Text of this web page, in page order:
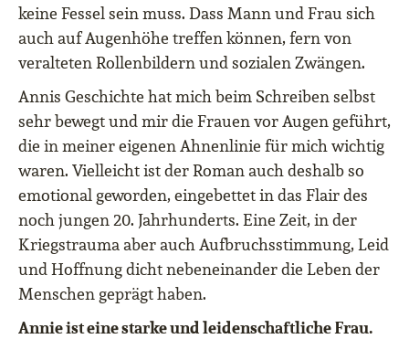
keine Fessel sein muss. Dass Mann und Frau sich
auch auf Augenhöhe treffen können, fern von
veralteten Rollenbildern und sozialen Zwängen.
Annis Geschichte hat mich beim Schreiben selbst
sehr bewegt und mir die Frauen vor Augen geführt,
die in meiner eigenen Ahnenlinie für mich wichtig
waren. Vielleicht ist der Roman auch deshalb so
emotional geworden, eingebettet in das Flair des
noch jungen 20. Jahrhunderts. Eine Zeit, in der
Kriegstrauma aber auch Aufbruchsstimmung, Leid
und Hoffnung dicht nebeneinander die Leben der
Menschen geprägt haben.
Annie ist eine starke und leidenschaftliche Frau.